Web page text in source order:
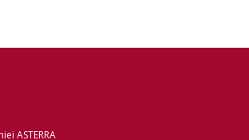
ASTERRA